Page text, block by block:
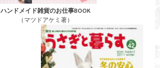
ハンドメイド雑貨のお仕事BOOK
（マツドアケミ著）